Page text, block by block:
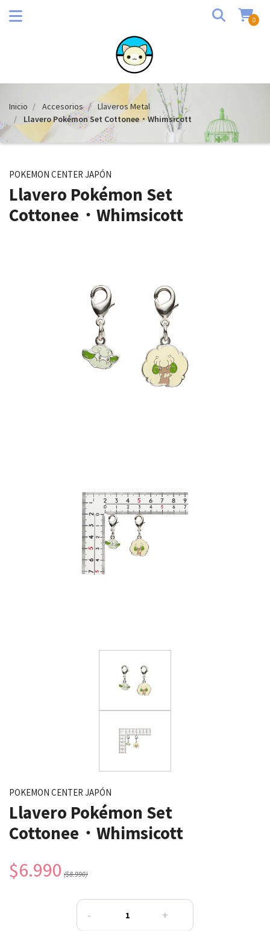
0
Inicio Accesorios
Llaveros Metal
Llavero Pokémon Set Cottonee・Whimsicott
POKEMON CENTER JAPÓN
Llavero Pokémon Set
Cottonee・Whimsicott
POKEMON CENTER JAPÓN
Llavero Pokémon Set
Cottonee・Whimsicott
$6.990 ($8.990)
- +